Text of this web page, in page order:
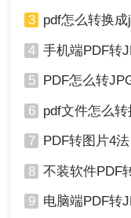
FastStone
3、截取PDF内容
件中的页面或内
择适当的输出格
注意：保持截取
在后续使用中的
好了，方法就讲
了，希望本篇教
3 pdf怎么转换成
4 手机端PDF转
5 PDF怎么转
6 pdf文件怎么转换
7 PDF转图片4法：
8 不装软件PDF转
9 电脑端PDF转JPG